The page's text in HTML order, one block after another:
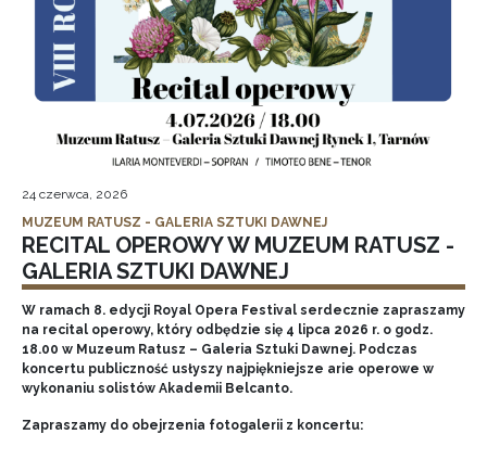
24 czerwca, 2026
MUZEUM RATUSZ - GALERIA SZTUKI DAWNEJ
RECITAL OPEROWY W MUZEUM RATUSZ -
GALERIA SZTUKI DAWNEJ
W ramach 8. edycji Royal Opera Festival serdecznie zapraszamy
na recital operowy, który odbędzie się 4 lipca 2026 r. o godz.
18.00 w Muzeum Ratusz – Galeria Sztuki Dawnej. Podczas
koncertu publiczność usłyszy najpiękniejsze arie operowe w
wykonaniu solistów Akademii Belcanto.
Zapraszamy do obejrzenia fotogalerii z koncertu: